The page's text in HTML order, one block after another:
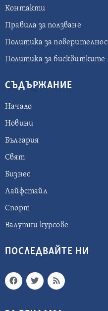
Контакти
Правила за ползване
Политика за
Политика за бисквитките
СЪДЪРЖАНИЕ
Начало
Новини
България
Свят
Бизнес
Лайфстайл
Спорт
Валутни курсове
ПОСЛЕДВАЙТЕ НИ